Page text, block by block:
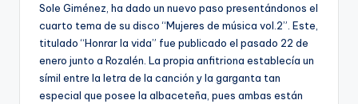
Sole Giménez, ha dado un nuevo paso presentándonos el
cuarto tema de su disco “Mujeres de música vol.2”. Este,
titulado “Honrar la vida” fue publicado el pasado 22 de
enero junto a Rozalén. La propia anfitriona establecía un
símil entre la letra de la canción y la garganta tan
especial que posee la albaceteña, pues ambas están